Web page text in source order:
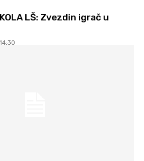
KOLA LŠ: Zvezdin igrač u